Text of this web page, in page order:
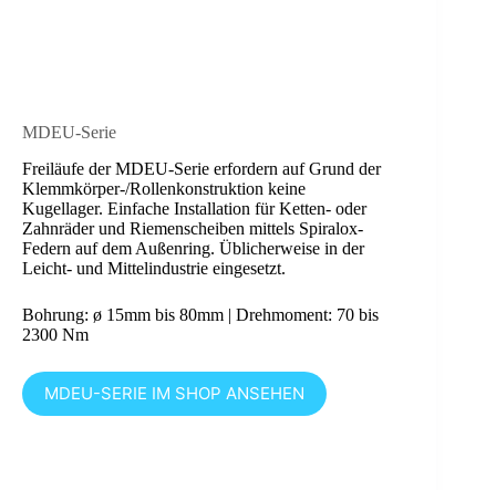
MDEU-Serie
Freiläufe der MDEU-Serie erfordern auf Grund der
Klemmkörper-/Rollenkonstruktion keine
Kugellager. Einfache Installation für Ketten- oder
Zahnräder und Riemenscheiben mittels Spiralox-
Federn auf dem Außenring. Üblicherweise in der
Leicht- und Mittelindustrie eingesetzt.
Bohrung: ø 15mm bis 80mm | Drehmoment: 70 bis
2300 Nm
MDEU-SERIE IM SHOP ANSEHEN